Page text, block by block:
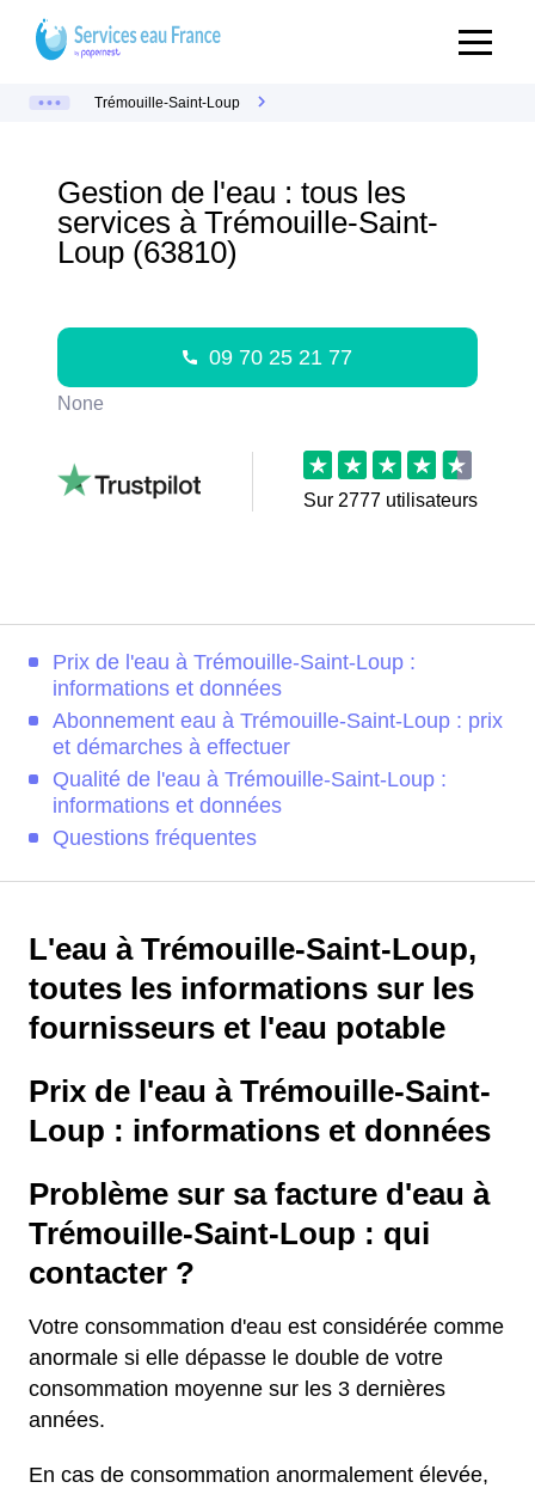
Trémouille-Saint-Loup
Gestion de l'eau : tous les
services à Trémouille-Saint-
Loup (63810)
09 70 25 21 77
None
Sur 2777 utilisateurs
Prix de l'eau à Trémouille-Saint-Loup :
informations et données
Abonnement eau à Trémouille-Saint-Loup : prix
et démarches à effectuer
Qualité de l'eau à Trémouille-Saint-Loup :
informations et données
Questions fréquentes
L'eau à Trémouille-Saint-Loup,
toutes les informations sur les
fournisseurs et l'eau potable
Prix de l'eau à Trémouille-Saint-
Loup : informations et données
Problème sur sa facture d'eau à
Trémouille-Saint-Loup : qui
contacter ?
Votre consommation d'eau est considérée comme
anormale si elle dépasse le double de votre
consommation moyenne sur les 3 dernières
années.
En cas de consommation anormalement élevée,